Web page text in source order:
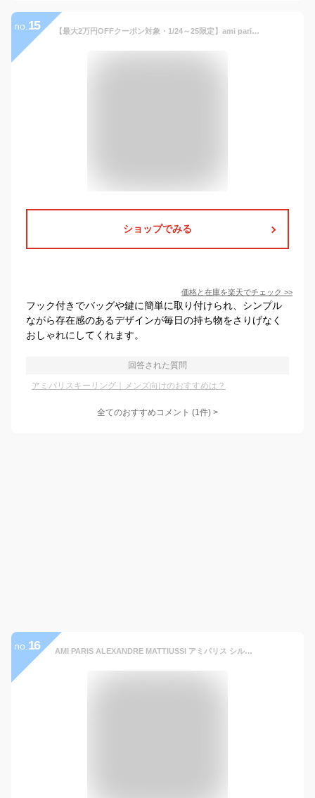
no. 15 【最大2万円OFFクーポン対象・1/24～25限定】ami paris アミパリス キーリング AMI DE COEUR UKR907 369 メンズ メタル フック キーホルダー バッグチャーム ハートロゴ カラー2色
ショップでみる
価格と在庫を楽天でチェック >>
フック付きでバッグや鍵に簡単に取り付けられ、シンプル
ながら存在感のあるデザインが毎日の持ち物をさりげなく
おしゃれにしてくれます。
回答された質問
アミパリスキーリング｜メンズ向けのおすすめは？
全てのおすすめコメント (1件) >
no. 16 AMI PARIS ALEXANDRE MATTIUSSI アミパリス シルバーフック キーリング 新品 イタリア正規品 UKR907.369 905